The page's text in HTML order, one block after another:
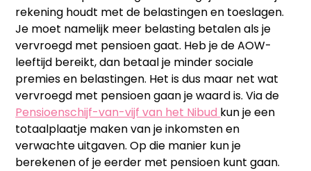
rekening houdt met de belastingen en toeslagen.
Je moet namelijk meer belasting betalen als je
vervroegd met pensioen gaat. Heb je de AOW-
leeftijd bereikt, dan betaal je minder sociale
premies en belastingen. Het is dus maar net wat
vervroegd met pensioen gaan je waard is. Via de
Pensioenschijf-van-vijf van het Nibud kun je een
totaalplaatje maken van je inkomsten en
verwachte uitgaven. Op die manier kun je
berekenen of je eerder met pensioen kunt gaan.